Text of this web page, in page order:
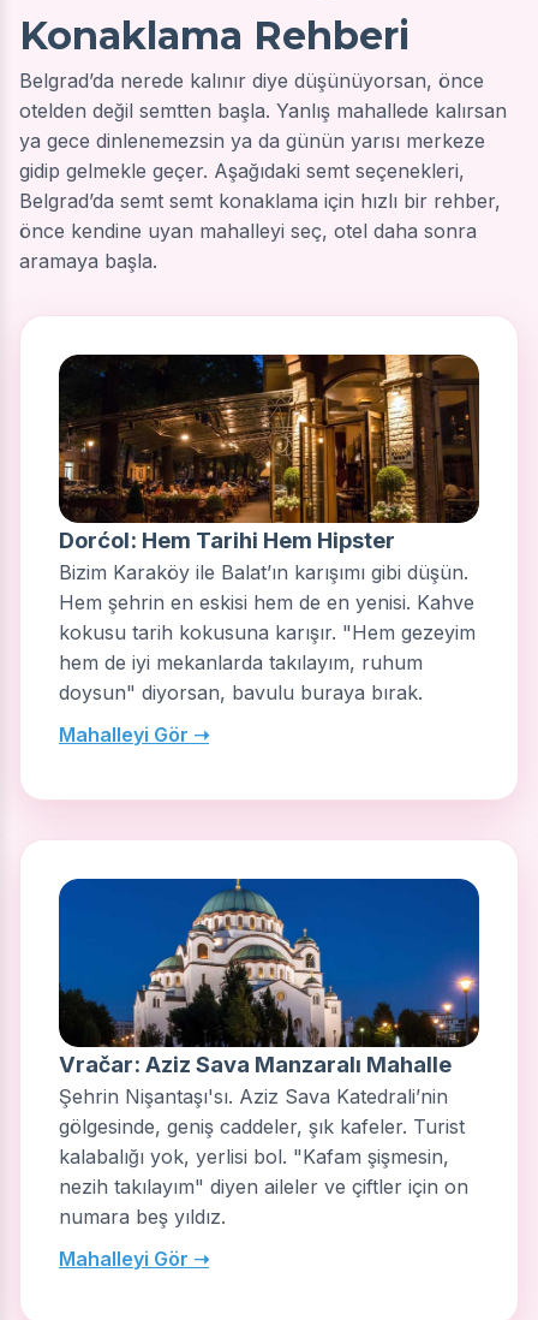
Konaklama Rehberi
Belgrad’da nerede kalınır diye düşünüyorsan, önce
otelden değil semtten başla. Yanlış mahallede kalırsan
ya gece dinlenemezsin ya da günün yarısı merkeze
gidip gelmekle geçer. Aşağıdaki semt seçenekleri,
Belgrad’da semt semt konaklama için hızlı bir rehber,
önce kendine uyan mahalleyi seç, otel daha sonra
aramaya başla.
Dorćol: Hem Tarihi Hem Hipster
Bizim Karaköy ile Balat’ın karışımı gibi düşün.
Hem şehrin en eskisi hem de en yenisi. Kahve
kokusu tarih kokusuna karışır. "Hem gezeyim
hem de iyi mekanlarda takılayım, ruhum
doysun" diyorsan, bavulu buraya bırak.
Mahalleyi Gör ➝
Vračar: Aziz Sava Manzaralı Mahalle
Şehrin Nişantaşı'sı. Aziz Sava Katedrali’nin
gölgesinde, geniş caddeler, şık kafeler. Turist
kalabalığı yok, yerlisi bol. "Kafam şişmesin,
nezih takılayım" diyen aileler ve çiftler için on
numara beş yıldız.
Mahalleyi Gör ➝